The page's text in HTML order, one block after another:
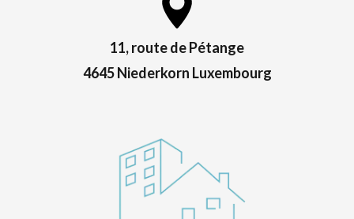
11, route de Pétange
4645 Niederkorn Luxembourg